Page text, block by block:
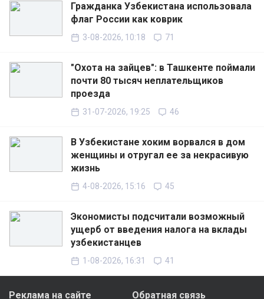
Гражданка Узбекистана использовала
флаг России как коврик
3-08-2026, 10:18 71
"Охота на зайцев": в Ташкенте поймали
почти 80 тысяч неплательщиков
проезда
31-07-2026, 19:25 46
В Узбекистане хоким ворвался в дом
женщины и отругал ее за некрасивую
жизнь
4-08-2026, 15:16 45
Экономисты подсчитали возможный
ущерб от введения налога на вклады
узбекистанцев
1-08-2026, 16:31 41
Реклама на сайте Обратная связь